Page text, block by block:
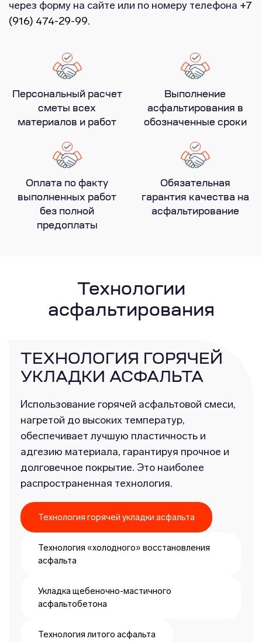
через форму на сайте или по номеру телефона +7
(916) 474-29-99.
Персональный расчет
сметы всех
материалов и работ
Выполнение
асфальтирования в
обозначенные сроки
Оплата по факту
выполненных работ
без полной
предоплаты
Обязательная
гарантия качества на
асфальтирование
Технологии
асфальтирования
ТЕХНОЛОГИЯ ГОРЯЧЕЙ
УКЛАДКИ АСФАЛЬТА
Использование горячей асфальтовой смеси,
нагретой до высоких температур,
обеспечивает лучшую пластичность и
адгезию материала, гарантируя прочное и
долговечное покрытие. Это наиболее
распространенная технология.
Технология горячей укладки асфальта
Технология «холодного» восстановления
асфальта
Укладка щебеночно-мастичного
асфальтобетона
Технология литого асфальта